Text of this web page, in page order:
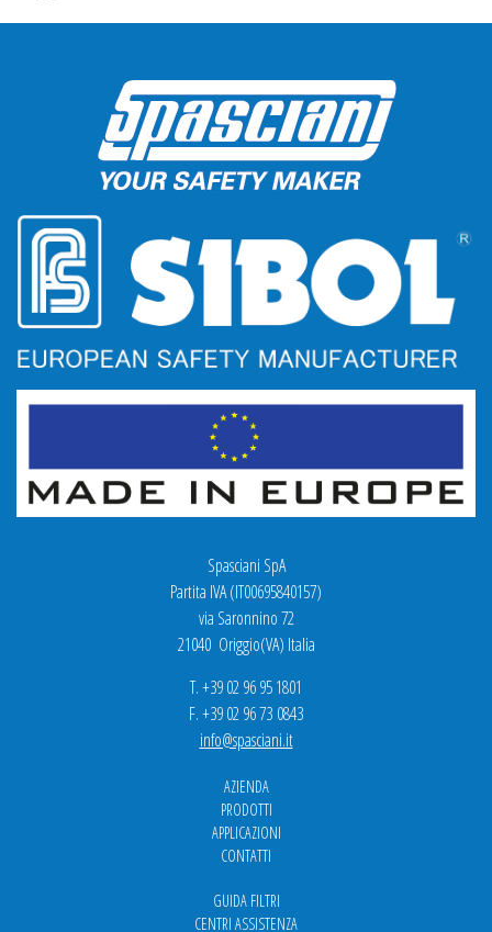
Spasciani SpA
Partita IVA (IT00695840157)
via Saronnino 72
21040 Origgio(VA) Italia
T. +39 02 96 95 1801
F. +39 02 96 73 0843
info@spasciani.it
AZIENDA
PRODOTTI
APPLICAZIONI
CONTATTI
GUIDA FILTRI
CENTRI ASSISTENZA